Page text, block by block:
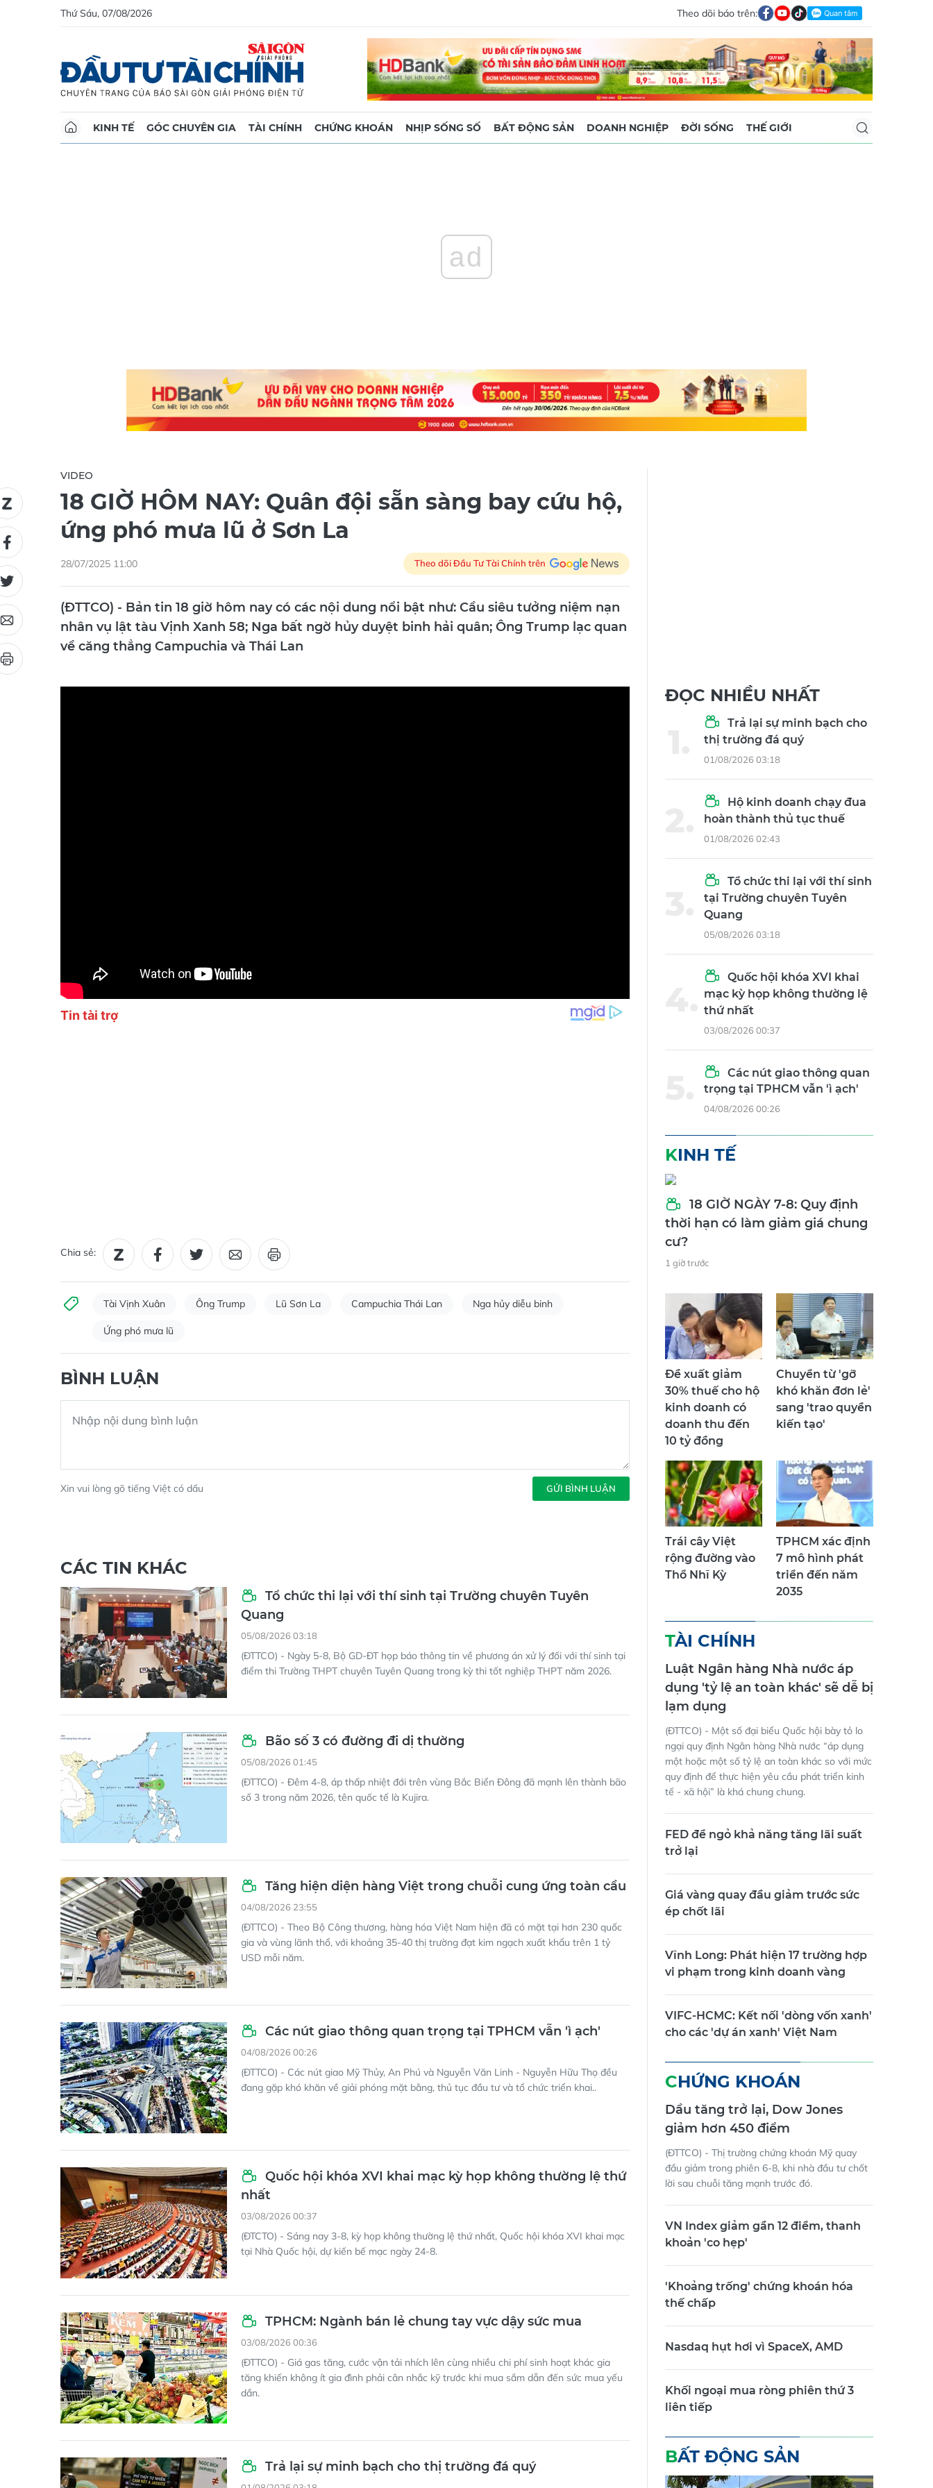
Thứ Sáu, 07/08/2026 Theo dõi báo trên:
KINH TẾ GÓC CHUYÊN GIA TÀI CHÍNH CHỨNG KHOÁN NHỊP SỐNG SỐ BẤT ĐỘNG SẢN DOANH NGHIỆP ĐỜI SỐNG THẾ GIỚI
ad
VIDEO
18 GIỜ HÔM NAY: Quân đội sẵn sàng bay cứu hộ,
ứng phó mưa lũ ở Sơn La
28/07/2025 11:00 Theo dõi Đầu Tư Tài Chính trên
(ĐTTCO) - Bản tin 18 giờ hôm nay có các nội dung nổi bật như: Cầu siêu tưởng niệm nạn
nhân vụ lật tàu Vịnh Xanh 58; Nga bất ngờ hủy duyệt binh hải quân; Ông Trump lạc quan
về căng thẳng Campuchia và Thái Lan
Chia sẻ:
Tài Vịnh Xuân Ông Trump Lũ Sơn La Campuchia Thái Lan Nga hủy diễu binh
Ứng phó mưa lũ
BÌNH LUẬN
Xin vui lòng gõ tiếng Việt có dấu GỬI BÌNH LUẬN
CÁC TIN KHÁC
Tổ chức thi lại với thí sinh tại Trường chuyên Tuyên
Quang
05/08/2026 03:18
(ĐTTCO) - Ngày 5-8, Bộ GD-ĐT họp báo thông tin về phương án xử lý đối với thí sinh tại
điểm thi Trường THPT chuyên Tuyên Quang trong kỳ thi tốt nghiệp THPT năm 2026.
Bão số 3 có đường đi dị thường
05/08/2026 01:45
(ĐTTCO) - Đêm 4-8, áp thấp nhiệt đới trên vùng Bắc Biển Đông đã mạnh lên thành bão
số 3 trong năm 2026, tên quốc tế là Kujira.
Tăng hiện diện hàng Việt trong chuỗi cung ứng toàn cầu
04/08/2026 23:55
(ĐTTCO) - Theo Bộ Công thương, hàng hóa Việt Nam hiện đã có mặt tại hơn 230 quốc
gia và vùng lãnh thổ, với khoảng 35-40 thị trường đạt kim ngạch xuất khẩu trên 1 tỷ
USD mỗi năm.
Các nút giao thông quan trọng tại TPHCM vẫn 'ì ạch'
04/08/2026 00:26
(ĐTTCO) - Các nút giao Mỹ Thủy, An Phú và Nguyễn Văn Linh - Nguyễn Hữu Thọ đều
đang gặp khó khăn về giải phóng mặt bằng, thủ tục đầu tư và tổ chức triển khai..
Quốc hội khóa XVI khai mạc kỳ họp không thường lệ thứ
nhất
03/08/2026 00:37
(ĐTCTO) - Sáng nay 3-8, kỳ họp không thường lệ thứ nhất, Quốc hội khóa XVI khai mạc
tại Nhà Quốc hội, dự kiến bế mạc ngày 24-8.
TPHCM: Ngành bán lẻ chung tay vực dậy sức mua
03/08/2026 00:36
(ĐTTCO) - Giá gas tăng, cước vận tải nhích lên cùng nhiều chi phí sinh hoạt khác gia
tăng khiến không ít gia đình phải cân nhắc kỹ trước khi mua sắm dẫn đến sức mua yếu
dần.
Trả lại sự minh bạch cho thị trường đá quý
ĐỌC NHIỀU NHẤT
Trả lại sự minh bạch cho
thị trường đá quý
01/08/2026 03:18
Hộ kinh doanh chạy đua
hoàn thành thủ tục thuế
01/08/2026 02:43
Tổ chức thi lại với thí sinh
tại Trường chuyên Tuyên
Quang
05/08/2026 03:18
Quốc hội khóa XVI khai
mạc kỳ họp không thường lệ
thứ nhất
03/08/2026 00:37
Các nút giao thông quan
trọng tại TPHCM vẫn 'ì ạch'
04/08/2026 00:26
KINH TẾ
18 GIỜ NGÀY 7-8: Quy định
thời hạn có làm giảm giá chung
cư?
1 giờ trước
Đề xuất giảm
30% thuế cho hộ
kinh doanh có
doanh thu đến
10 tỷ đồng
Chuyển từ 'gỡ
khó khăn đơn lẻ'
sang 'trao quyền
kiến tạo'
Trái cây Việt
rộng đường vào
Thổ Nhĩ Kỳ
TPHCM xác định
7 mô hình phát
triển đến năm
2035
TÀI CHÍNH
Luật Ngân hàng Nhà nước áp
dụng 'tỷ lệ an toàn khác' sẽ dễ bị
lạm dụng
(ĐTTCO) - Một số đại biểu Quốc hội bày tỏ lo
ngại quy định Ngân hàng Nhà nước “áp dụng
một hoặc một số tỷ lệ an toàn khác so với mức
quy định để thực hiện yêu cầu phát triển kinh
tế - xã hội” là khá chung chung.
FED để ngỏ khả năng tăng lãi suất
trở lại
Giá vàng quay đầu giảm trước sức
ép chốt lãi
Vĩnh Long: Phát hiện 17 trường hợp
vi phạm trong kinh doanh vàng
VIFC-HCMC: Kết nối 'dòng vốn xanh'
cho các 'dự án xanh' Việt Nam
CHỨNG KHOÁN
Dầu tăng trở lại, Dow Jones
giảm hơn 450 điểm
(ĐTTCO) - Thị trường chứng khoán Mỹ quay
đầu giảm trong phiên 6-8, khi nhà đầu tư chốt
lời sau chuỗi tăng mạnh trước đó.
VN Index giảm gần 12 điểm, thanh
khoản 'co hẹp'
'Khoảng trống' chứng khoán hóa
thế chấp
Nasdaq hụt hơi vì SpaceX, AMD
Khối ngoại mua ròng phiên thứ 3
liên tiếp
BẤT ĐỘNG SẢN